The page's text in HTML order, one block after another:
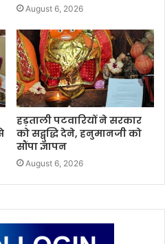
August 6, 2026
हड़ताली पटवारियों ने सरकार
को सद्बुद्धि देने, हनुमानजी को
सौंपा ज्ञापन
August 6, 2026